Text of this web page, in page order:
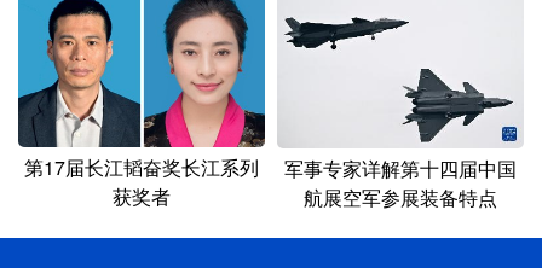
第17届长江韬奋奖长江系列
获奖者
军事专家详解第十四届中国
航展空军参展装备特点